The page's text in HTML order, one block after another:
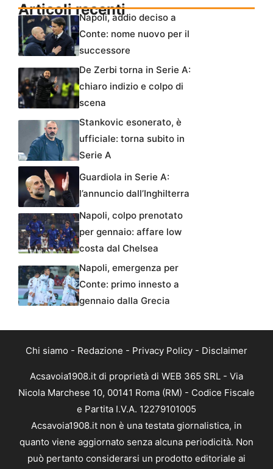
Articoli recentiNapoli, addio deciso a
Conte: nome nuovo per il
successore
De Zerbi torna in Serie A:
chiaro indizio e colpo di
scena
Stankovic esonerato, è
ufficiale: torna subito in
Serie A
Guardiola in Serie A:
l’annuncio dall’Inghilterra
Napoli, colpo prenotato
per gennaio: affare low
costa dal Chelsea
Napoli, emergenza per
Conte: primo innesto a
gennaio dalla Grecia
Chi siamo - Redazione - Privacy Policy - Disclaimer
Acsavoia1908.it di proprietà di WEB 365 SRL - Via
Nicola Marchese 10, 00141 Roma (RM) - Codice Fiscale
e Partita I.V.A. 12279101005
Acsavoia1908.it non è una testata giornalistica, in
quanto viene aggiornato senza alcuna periodicità. Non
può pertanto considerarsi un prodotto editoriale ai